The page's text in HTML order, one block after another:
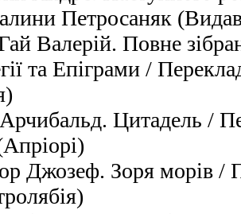
Петросаняк
Валерій. Повне
та Епіграми /
Цитадель /
Джозеф. Зоря морів /